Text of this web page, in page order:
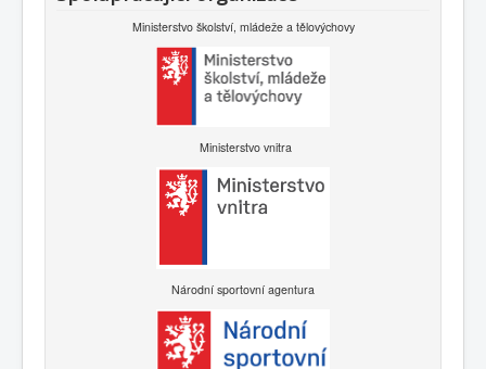
Ministerstvo školství, mládeže a tělovýchovy
Ministerstvo vnitra
Národní sportovní agentura